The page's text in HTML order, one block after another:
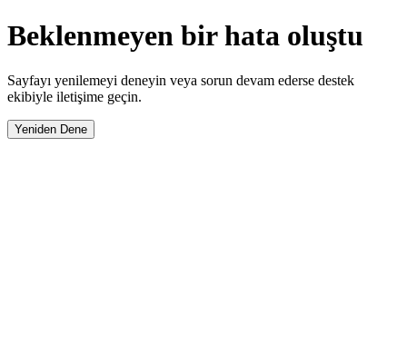
Beklenmeyen bir hata oluştu
Sayfayı yenilemeyi deneyin veya sorun devam ederse destek
ekibiyle iletişime geçin.
Yeniden Dene